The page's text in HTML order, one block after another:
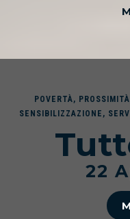
POVERTÀ, PROSSIMITÀ
SENSIBILIZZAZIONE ,
22